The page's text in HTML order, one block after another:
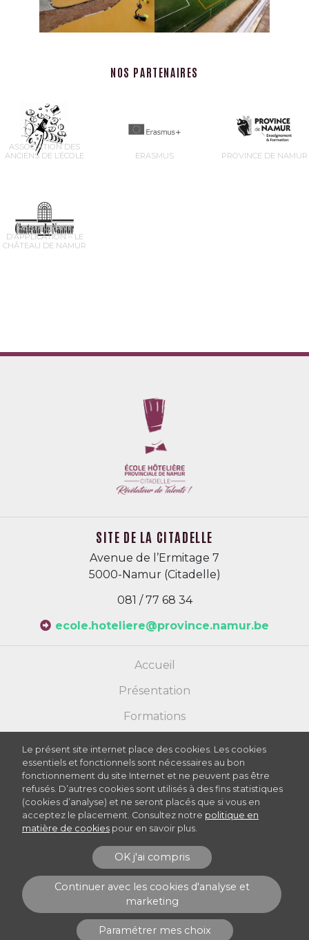
NOS PARTENAIRES
ASSOCIATION DES
ANCIENS DE L’ÉCOLE
ERASMUS PROVINCE DE NAMUR
RESTAURANT
D’APPLICATION – LE
CHÂTEAU DE NAMUR
SITE DE LA CITADELLE
Avenue de l’Ermitage 7
5000-Namur (Citadelle)
081 / 77 68 34
ecole.hoteliere@province.namur.be
Accueil
Présentation
Formations
Infos pratiques
Association des parents
Inscriptions 2026 / 2027
FAQ
CPMS/SPSE
Le présent site internet place des cookies. Les cookies
essentiels et fonctionnels sont nécessaires au bon
fonctionnement du site Internet et ne peuvent pas être
refusés. D’autres cookies sont utilisés à des fins statistiques
(cookies d’analyse) et ne seront placés que si vous en
acceptez le placement. Consultez notre politique en
matière de cookies pour en savoir plus.
OK j'ai compris
Continuer avec les cookies d'analyse et
marketing
Paramétrer mes choix